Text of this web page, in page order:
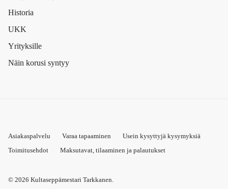
Historia
UKK
Yrityksille
Näin korusi syntyy
Asiakaspalvelu Varaa tapaaminen
Usein kysyttyjä kysymyksiä
Toimitusehdot
Maksutavat, tilaaminen ja palautukset
© 2026 Kultaseppämestari Tarkkanen